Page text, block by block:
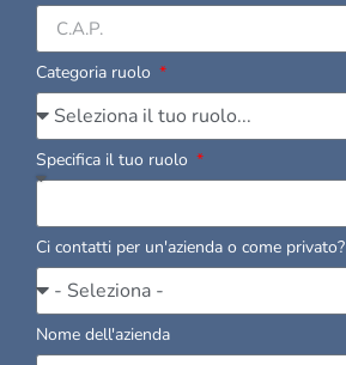
Categoria ruolo
Specifica il tuo ruolo
Ci contatti per un'azienda o come privato?
Nome dell'azienda